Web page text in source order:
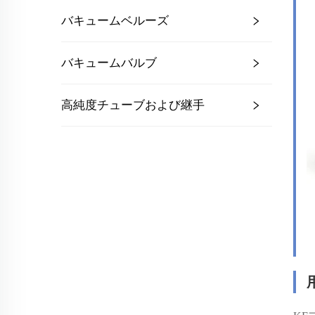
バキュームベルーズ
バキュームバルブ
高純度チューブおよび継手